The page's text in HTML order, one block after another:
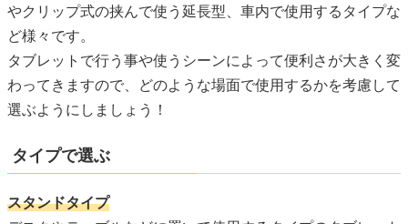
やクリップ式の挟んで使う延長型、車内で使用するタイプな
ど様々です。
タブレットで行う事や使うシーンによって便利さが大きく変
わってきますので、どのような場面で使用するかを考慮して
選ぶようにしましょう！
タイプで選ぶ
スタンドタイプ